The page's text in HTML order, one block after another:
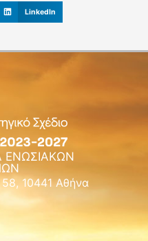
LinkedIn
ΕΝΩΣΙΑΚΩΝ
10441 Αθήνα